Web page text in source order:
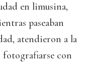
en limusina,
paseaban
atendieron a la
fotografiarse con